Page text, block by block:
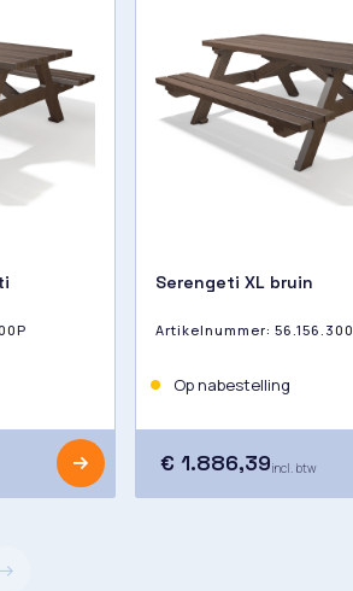
Serengeti XL bruin
Artikelnummer:56.156.300
Op nabestelling
€ 1.886,39incl. btw